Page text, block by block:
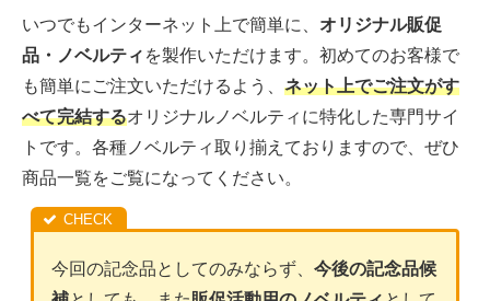
いつでもインターネット上で簡単に、 オリジナル販促
品・ノベルティ を製作いただけます。初めてのお客様で
も簡単にご注文いただけるよう、 ネット上でご注文がす
べて完結するオリジナルノベルティに特化した専門サイ
トです。各種ノベルティ取り揃えておりますので、ぜひ
商品一覧をご覧になってください。
今回の記念品としてのみならず、今後の記念品候